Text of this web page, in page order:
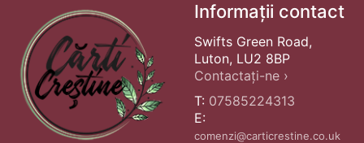
Informații contact
Swifts Green Road,
Luton, LU2 8BP
Contactați-ne ›
T: 07585224313
E:
comenzi@carticrestine.co.uk